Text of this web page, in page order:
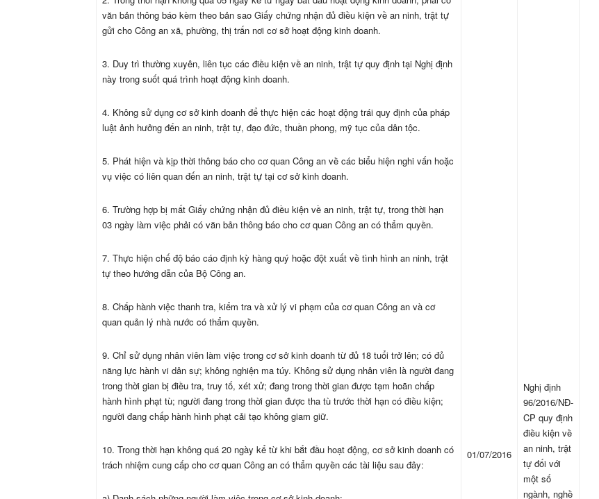
văn bản thông báo kèm theo bản sao Giấy chứng nhận đủ điều kiện về an ninh, trật tự
gửi cho Công an xã, phường, thị trấn nơi cơ sở hoạt động kinh doanh.
3. Duy trì thường xuyên, liên tục các điều kiện về an ninh, trật tự quy định tại Nghị định
này trong suốt quá trình hoạt động kinh doanh.
4. Không sử dụng cơ sở kinh doanh để thực hiện các hoạt động trái quy định của pháp
luật ảnh hưởng đến an ninh, trật tự, đạo đức, thuần phong, mỹ tục của dân tộc.
5. Phát hiện và kịp thời thông báo cho cơ quan Công an về các biểu hiện nghi vấn hoặc
vụ việc có liên quan đến an ninh, trật tự tại cơ sở kinh doanh.
6. Trường hợp bị mất Giấy chứng nhận đủ điều kiện về an ninh, trật tự, trong thời hạn
03 ngày làm việc phải có văn bản thông báo cho cơ quan Công an có thẩm quyền.
7. Thực hiện chế độ báo cáo định kỳ hàng quý hoặc đột xuất về tình hình an ninh, trật
tự theo hướng dẫn của Bộ Công an.
8. Chấp hành việc thanh tra, kiểm tra và xử lý vi phạm của cơ quan Công an và cơ
quan quản lý nhà nước có thẩm quyền.
9. Chỉ sử dụng nhân viên làm việc trong cơ sở kinh doanh từ đủ 18 tuổi trở lên; có đủ
năng lực hành vi dân sự; không nghiện ma túy. Không sử dụng nhân viên là người đang
trong thời gian bị điều tra, truy tố, xét xử; đang trong thời gian được tạm hoãn chấp
hành hình phạt tù; người đang trong thời gian được tha tù trước thời hạn có điều kiện;
người đang chấp hành hình phạt cải tạo không giam giữ.
10. Trong thời hạn không quá 20 ngày kể từ khi bắt đầu hoạt động, cơ sở kinh doanh có
trách nhiệm cung cấp cho cơ quan Công an có thẩm quyền các tài liệu sau đây:
01/07/2016
Nghị định
96/2016/NĐ-
CP quy định
điều kiện về
an ninh, trật
tự đối với
một số
ngành, nghề